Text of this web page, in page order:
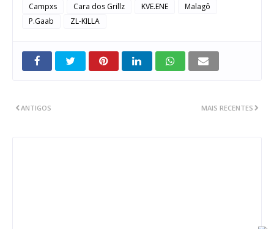
Campxs Cara dos Grillz KVE.ENE
Malagô
P.Gaab
ZL-KILLA
MAIS RECENTES
ANTIGOS